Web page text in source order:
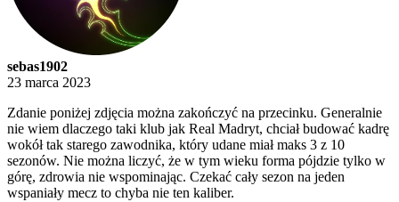
sebas1902
23 marca 2023
Zdanie poniżej zdjęcia można zakończyć na przecinku. Generalnie
nie wiem dlaczego taki klub jak Real Madryt, chciał budować kadrę
wokół tak starego zawodnika, który udane miał maks 3 z 10
sezonów. Nie można liczyć, że w tym wieku forma pójdzie tylko w
górę, zdrowia nie wspominając. Czekać cały sezon na jeden
wspaniały mecz to chyba nie ten kaliber.